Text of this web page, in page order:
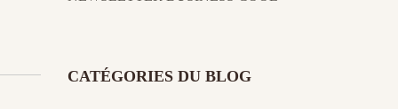
CATÉGORIES DU BLOG